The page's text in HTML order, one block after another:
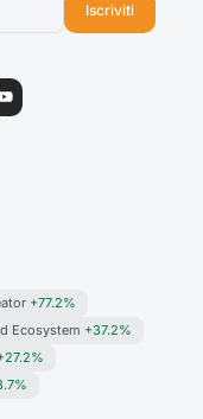
Iscriviti
+77.2%
Ecosystem +37.2%